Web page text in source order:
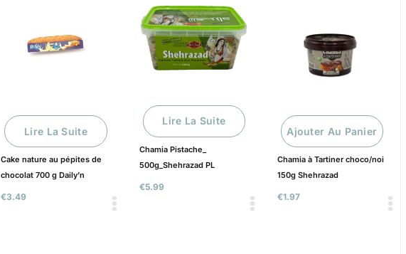
€3.49
Cake nature au pépites de
chocolat 700 g Daily’n
Lire La Suite
€5.99
Chamia Pistache_
500g_Shehrazad PL
Lire La Suite
€1.97
Chamia à Tartiner choco/noi
150g Shehrazad
Ajouter Au Panier